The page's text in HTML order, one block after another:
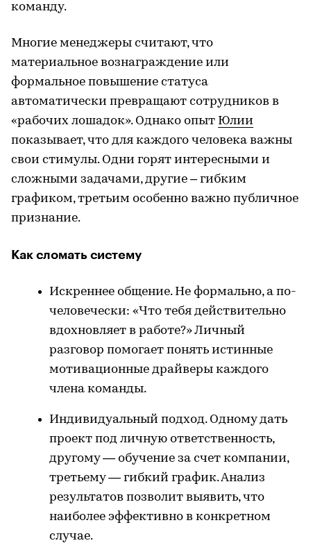
команду.
Многие менеджеры считают, что
материальное вознаграждение или
формальное повышение статуса
автоматически превращают сотрудников в
«рабочих лошадок». Однако опыт Юлии
показывает, что для каждого человека важны
свои стимулы. Одни горят интересными и
сложными задачами, другие – гибким
графиком, третьим особенно важно публичное
признание.
Как сломать систему
Искреннее общение. Не формально, а по-
человечески: «Что тебя действительно
вдохновляет в работе?» Личный
разговор помогает понять истинные
мотивационные драйверы каждого
члена команды.
Индивидуальный подход. Одному дать
проект под личную ответственность,
другому — обучение за счет компании,
третьему — гибкий график. Анализ
результатов позволит выявить, что
наиболее эффективно в конкретном
случае.